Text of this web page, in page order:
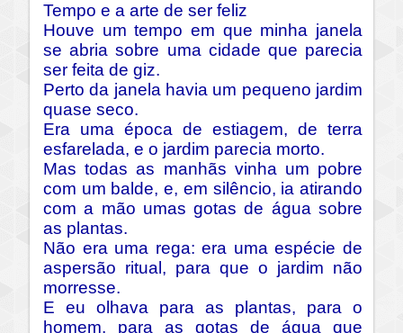
Tempo e a arte de ser feliz
Houve um tempo em que minha janela
se abria sobre uma cidade que parecia
ser feita de giz.
Perto da janela havia um pequeno jardim
quase seco.
Era uma época de estiagem, de terra
esfarelada, e o jardim parecia morto.
Mas todas as manhãs vinha um pobre
com um balde, e, em silêncio, ia atirando
com a mão umas gotas de água sobre
as plantas.
Não era uma rega: era uma espécie de
aspersão ritual, para que o jardim não
morresse.
E eu olhava para as plantas, para o
homem, para as gotas de água que